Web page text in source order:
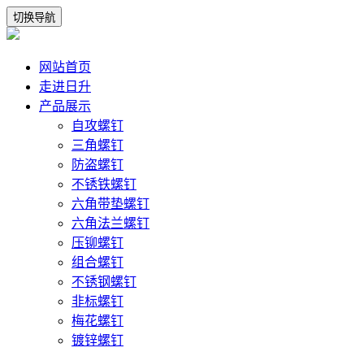
切换导航
网站首页
走进日升
产品展示
自攻螺钉
三角螺钉
防盗螺钉
不锈铁螺钉
六角带垫螺钉
六角法兰螺钉
压铆螺钉
组合螺钉
不锈钢螺钉
非标螺钉
梅花螺钉
镀锌螺钉